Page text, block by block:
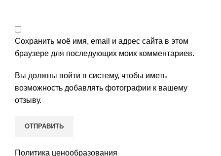
Сохранить моё имя, email и адрес сайта в этом
браузере для последующих моих комментариев.
Вы должны войти в систему, чтобы иметь
возможность добавлять фотографии к вашему
отзыву.
Политика ценообразования